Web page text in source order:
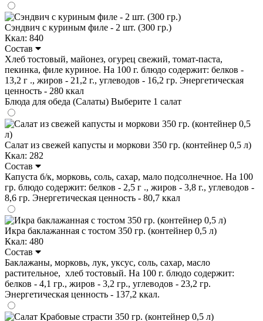
Сэндвич с куриным филе - 2 шт. (300 гр.)
Ккал: 840
Состав
Хлеб тостовый, майонез, огурец свежий, томат-паста,
пекинка, филе куриное. На 100 г. блюдо содержит: белков -
13,2 г ., жиров - 21,2 г., углеводов - 16,2 гр. Энергетическая
ценность - 280 ккал
Блюда для обеда (Салаты) Выберите 1 салат
Салат из свежей капусты и моркови 350 гр. (контейнер 0,5 л)
Ккал: 282
Состав
Капуста б/к, морковь, соль, сахар, мало подсолнечное. На 100
гр. блюдо содержит: белков - 2,5 г ., жиров - 3,8 г., углеводов -
8,6 гр. Энергетическая ценность - 80,7 ккал
Икра баклажанная с тостом 350 гр. (контейнер 0,5 л)
Ккал: 480
Состав
Баклажаны, морковь, лук, уксус, соль, сахар, масло
растительное, хлеб тостовый. На 100 г. блюдо содержит:
белков - 4,1 гр., жиров - 3,2 гр., углеводов - 23,2 гр.
Энергетическая ценность - 137,2 ккал.